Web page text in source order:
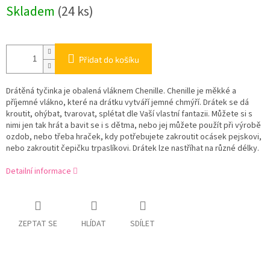
cena:
Skladem (24 ks)
Přidat do košíku
Drátěná tyčinka je obalená vláknem Chenille. Chenille je měkké a
příjemné vlákno, které na drátku vytváří jemné chmýří. Drátek se dá
kroutit, ohýbat, tvarovat, splétat dle Vaší vlastní fantazii. Můžete si s
nimi jen tak hrát a bavit se i s dětma, nebo jej můžete použít při výrobě
ozdob, nebo třeba hraček, kdy potřebujete zakroutit ocásek pejskovi,
nebo zakroutit čepičku trpaslíkovi. Drátek lze nastříhat na různé délky.
Detailní informace
ZEPTAT SE HLÍDAT SDÍLET